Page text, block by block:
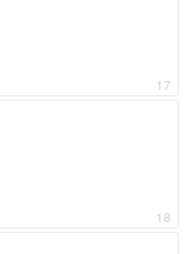
17
18